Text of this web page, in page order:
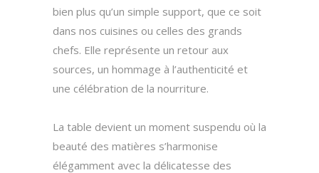
bien plus qu’un simple support, que ce soit
dans nos cuisines ou celles des grands
chefs. Elle représente un retour aux
sources, un hommage à l’authenticité et
une célébration de la nourriture.
La table devient un moment suspendu où la
beauté des matières s’harmonise
élégamment avec la délicatesse des